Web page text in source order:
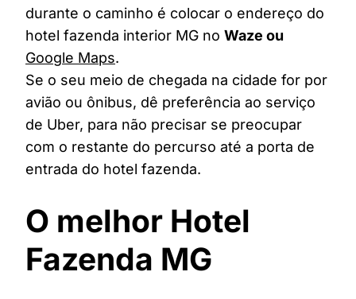
durante o caminho é colocar o endereço do
hotel fazenda interior MG no Waze ou
Google Maps.
Se o seu meio de chegada na cidade for por
avião ou ônibus, dê preferência ao serviço
de Uber, para não precisar se preocupar
com o restante do percurso até a porta de
entrada do hotel fazenda.
O melhor Hotel
Fazenda MG